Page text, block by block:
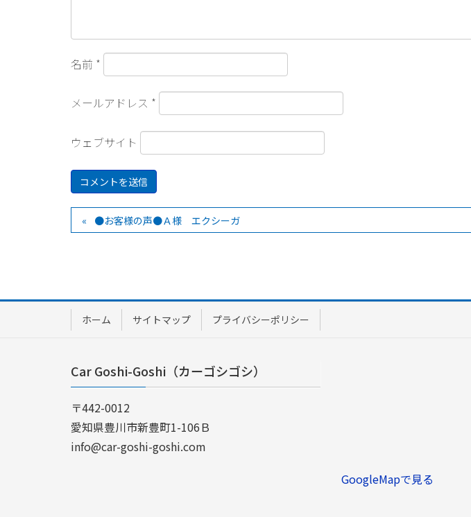
名前 *
メールアドレス *
ウェブサイト
●お客様の声●Ａ様 エクシーガ
ホーム サイトマップ プライバシーポリシー
Car Goshi-Goshi（カーゴシゴシ）
〒442-0012
愛知県豊川市新豊町1-106Ｂ
info@car-goshi-goshi.com
GoogleMapで見る